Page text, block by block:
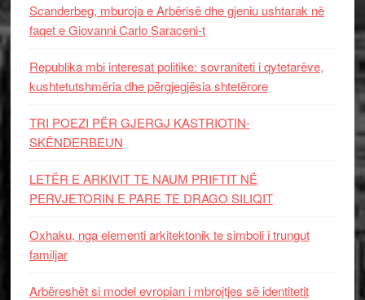
Scanderbeg, mburoja e Arbërisë dhe gjeniu ushtarak në
faqet e Giovanni Carlo Saraceni-t
Republika mbi interesat politike: sovraniteti i qytetarëve,
kushtetutshmëria dhe përgjegjësia shtetërore
TRI POEZI PËR GJERGJ KASTRIOTIN-
SKËNDERBEUN
LETËR E ARKIVIT TE NAUM PRIFTIT NË
PERVJETORIN E PARE TE DRAGO SILIQIT
Oxhaku, nga elementi arkitektonik te simboli i trungut
familjar
Arbëreshët si model evropian i mbrojtjes së identitetit